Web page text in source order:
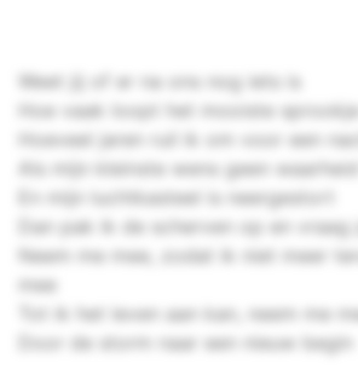
Weet jij of er na ons nog iets is
Hoe vaak loopt het mooiste
Hoeveel jaren ruil ik om voor een
Als mijn kleinste wens geen
En mijn luchtkasteel is neergestort
Dan pak ik de scherven op en vraag
Neem me mee, zodat ik niet meer
mee
Tot ik het leven aan kan, neem me
Door de storm naar een nieuw begin